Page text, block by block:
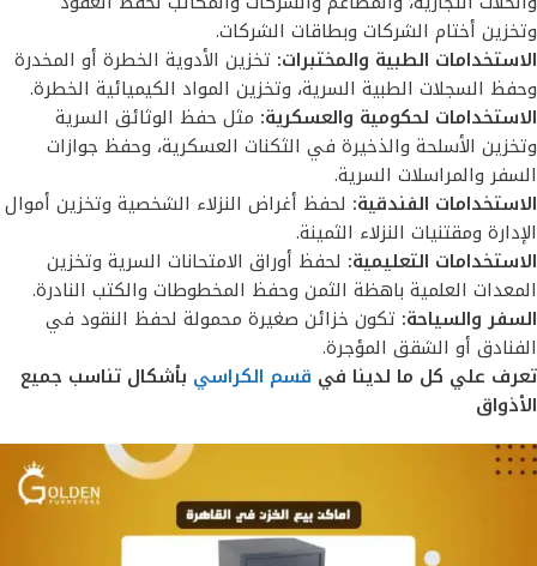
وتخزين أختام الشركات وبطاقات الشركات.
الاستخدامات الطبية والمختبرات: تخزين الأدوية الخطرة أو المخدرة
وحفظ السجلات الطبية السرية، وتخزين المواد الكيميائية الخطرة.
الاستخدامات لحكومية والعسكرية: مثل حفظ الوثائق السرية
وتخزين الأسلحة والذخيرة في الثكنات العسكرية، وحفظ جوازات
السفر والمراسلات السرية.
الاستخدامات الفندقية: لحفظ أغراض النزلاء الشخصية وتخزين أموال
الإدارة ومقتنيات النزلاء الثمينة.
الاستخدامات التعليمية: لحفظ أوراق الامتحانات السرية وتخزين
المعدات العلمية باهظة الثمن وحفظ المخطوطات والكتب النادرة.
السفر والسياحة: تكون خزائن صغيرة محمولة لحفظ النقود في
الفنادق أو الشقق المؤجرة.
تعرف علي كل ما لدينا في قسم الكراسي بأشكال تناسب جميع
الأذواق